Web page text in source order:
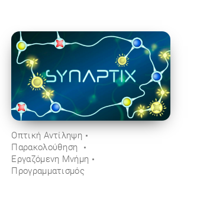
Οπτική Αντίληψη
Παρακολούθηση
Εργαζόμενη Μνήμη
Προγραμματισμός